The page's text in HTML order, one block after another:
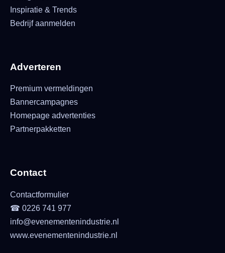
Inspiratie & Trends
Bedrijf aanmelden
Adverteren
Premium vermeldingen
Bannercampagnes
Homepage advertenties
Partnerpakketten
Contact
Contactformulier
☎ 0226 741 977
info@evenementenindustrie.nl
www.evenementenindustrie.nl